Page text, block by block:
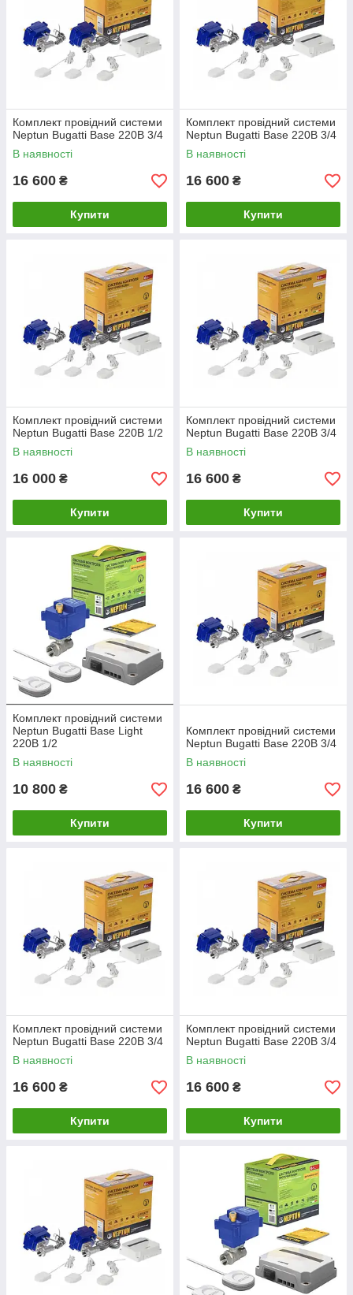
Комплект провідний системи
Neptun Bugatti Base 220B 3/4
В наявності
16 600 ₴
Купити
Комплект провідний системи
Neptun Bugatti Base 220B 3/4
В наявності
16 600 ₴
Купити
Комплект провідний системи
Neptun Bugatti Base 220B 1/2
В наявності
16 000 ₴
Купити
Комплект провідний системи
Neptun Bugatti Base 220B 3/4
В наявності
16 600 ₴
Купити
Комплект провідний системи
Neptun Bugatti Base Light
220В 1/2
В наявності
10 800 ₴
Купити
Комплект провідний системи
Neptun Bugatti Base 220B 3/4
В наявності
16 600 ₴
Купити
Комплект провідний системи
Neptun Bugatti Base 220B 3/4
В наявності
16 600 ₴
Купити
Комплект провідний системи
Neptun Bugatti Base 220B 3/4
В наявності
16 600 ₴
Купити